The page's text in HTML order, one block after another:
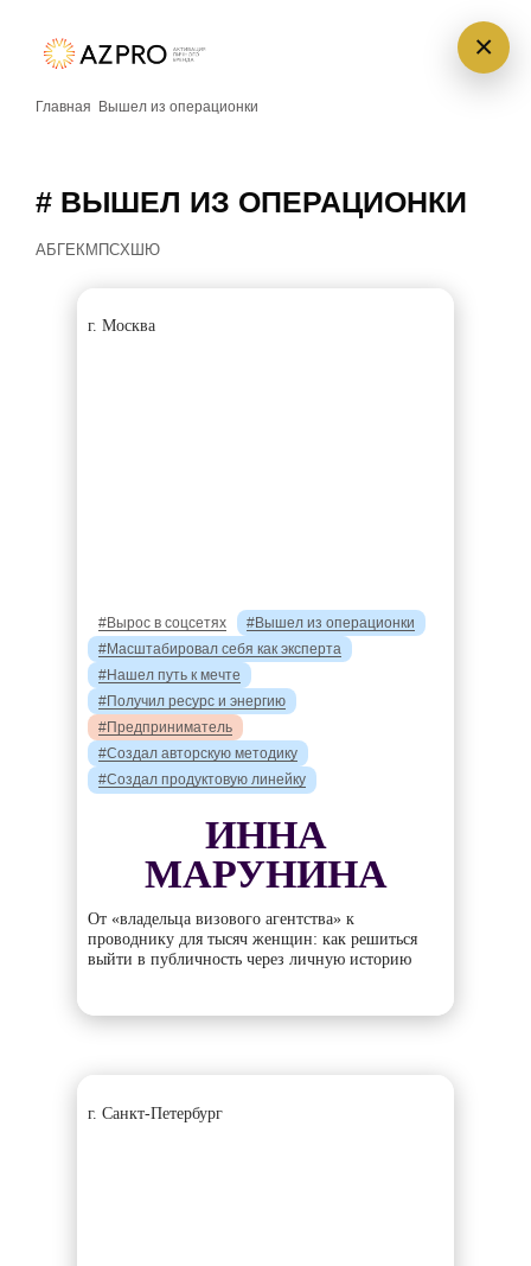
Главная Вышел из операционки
# ВЫШЕЛ ИЗ ОПЕРАЦИОНКИ
А Б ГЕ К М ПСХ Ю
г. Москва
#Вырос в соцсетях
#Вышел из операционки
#Масштабировал себя как эксперта
#Нашел путь к мечте
#Получил ресурс и энергию
#Предприниматель
#Создал авторскую методику
#Создал продуктовую линейку
ИННА
МАРУНИНА
От «владельца визового агентства» к
проводнику для тысяч женщин: как решиться
выйти в публичность через личную историю
г. Санкт-Петербург
×